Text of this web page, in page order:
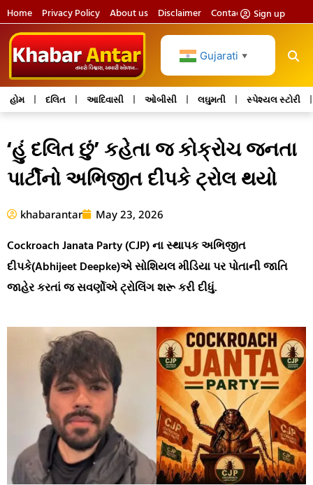
Home Privacy Policy About us Disclaimer Contact usSign up
Gujarati ▼
હોમ દલિત આદિવાસી ઓબીસી લઘુમતી સ્પેશ્યલ સ્ટોરી
‘હું દલિત છું’ કહેતા જ કોક્રોચ જનતા
પાર્ટીનો અભિજીત દીપકે ટ્રોલ થયો
khabarantar May 23, 2026
Cockroach Janata Party (CJP) ના સ્થાપક અભિજીત
દીપકે(Abhijeet Deepke)એ સોશિયલ મીડિયા પર પોતાની જાતિ
જાહેર કરતાં જ સવર્ણોએ ટ્રોલિંગ શરૂ કરી દીધું.